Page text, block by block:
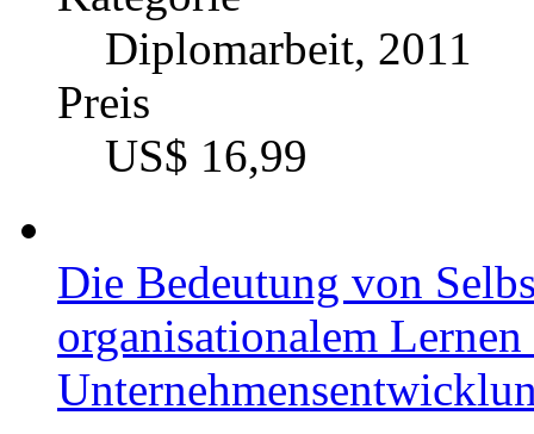
Diplomarbeit, 2011
Preis
US$ 16,99
Die Bedeutung von
organisationalem